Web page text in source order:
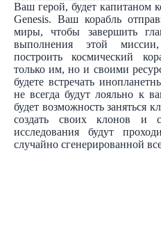
Ваш герой, будет капитаном
Genesis. Ваш корабль
миры, чтобы завершить
выполнения этой
построить космический
только им, но и своими
будете встречать
не всегда будут лояльно к
будет возможность заняться
создать своих клонов и
исследования будут
случайно сгенерированной